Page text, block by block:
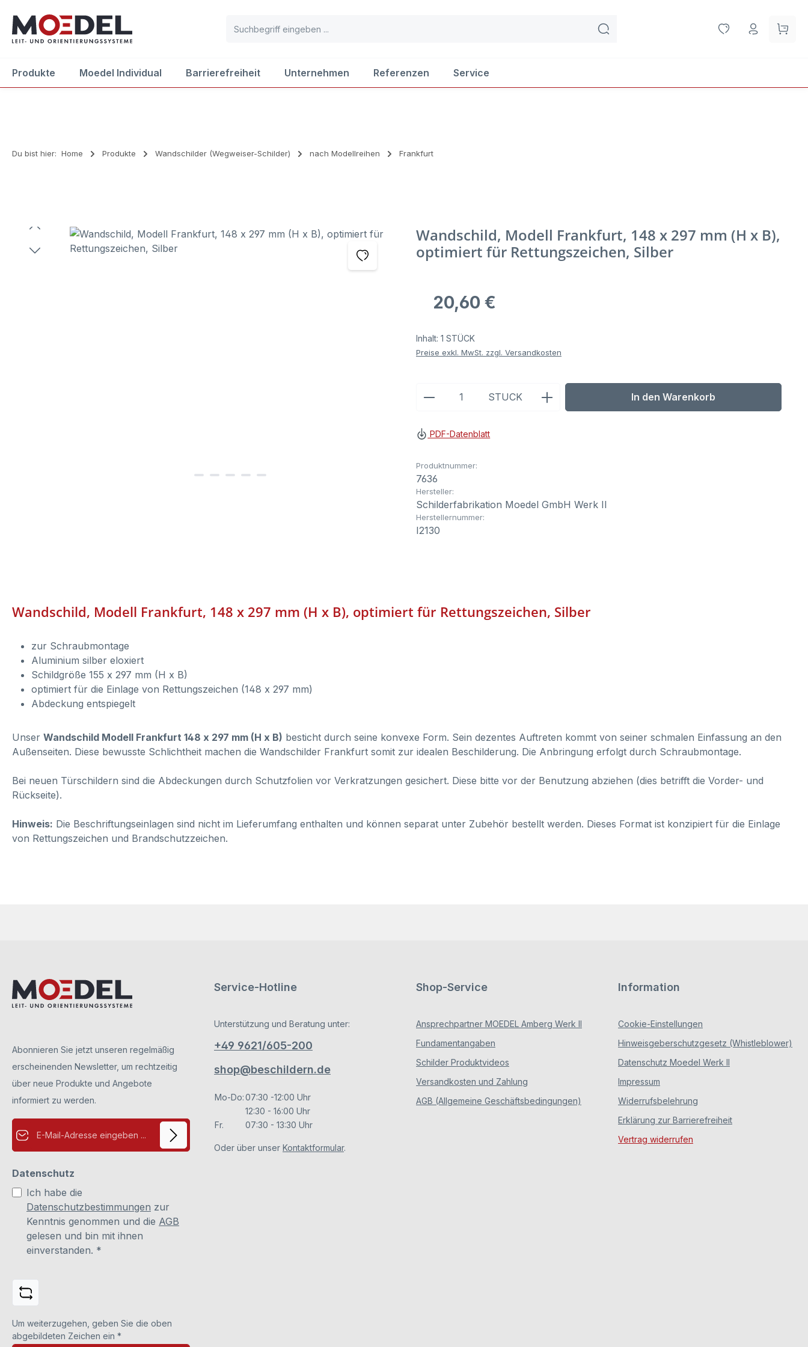
Hauptinhalt springen
Zur Suche springen
Zur Hauptnavigation springen
Produkte Moedel Individual Barrierefreiheit Unternehmen Referenzen Service
Du bist hier: Home Produkte Wandschilder (Wegweiser-Schilder) nach Modellreihen Frankfurt
Bildergalerie überspringen
Wandschild, Modell Frankfurt, 148 x 297 mm (H x B),
optimiert für Rettungszeichen, Silber
Regulärer Preis:
20,60 €
Inhalt: 1 STÜCK
Preise exkl. MwSt. zzgl. Versandkosten
Produkt Anzahl: Gib den gewünschten Wert ein oder
STÜCK In den Warenkorb
PDF-Datenblatt
Produktnummer:
7636
Hersteller:
Schilderfabrikation Moedel GmbH Werk II
Herstellernummer:
I2130
Wandschild, Modell Frankfurt, 148 x 297 mm (H x B), optimiert für Rettungszeichen, Silber
zur Schraubmontage
Aluminium silber eloxiert
Schildgröße 155 x 297 mm (H x B)
optimiert für die Einlage von Rettungszeichen (148 x 297 mm)
Abdeckung entspiegelt
Unser Wandschild Modell Frankfurt 148 x 297 mm (H x B) besticht durch seine konvexe Form. Sein dezentes Auftreten kommt von seiner schmalen Einfassung an den
Außenseiten. Diese bewusste Schlichtheit machen die Wandschilder Frankfurt somit zur idealen Beschilderung. Die Anbringung erfolgt durch Schraubmontage.
Bei neuen Türschildern sind die Abdeckungen durch Schutzfolien vor Verkratzungen gesichert. Diese bitte vor der Benutzung abziehen (dies betrifft die Vorder- und
Rückseite).
Hinweis: Die Beschriftungseinlagen sind nicht im Lieferumfang enthalten und können separat unter Zubehör bestellt werden. Dieses Format ist konzipiert für die Einlage
von Rettungszeichen und Brandschutzzeichen.
Abonnieren Sie jetzt unseren regelmäßig
erscheinenden Newsletter, um rechtzeitig
über neue Produkte und Angebote
informiert zu werden.
E-Mail-Adresse*
Datenschutz
Ich habe die
Datenschutzbestimmungen zur
Kenntnis genommen und die AGB
gelesen und bin mit ihnen
einverstanden. *
Um weiterzugehen, geben Sie die oben
abgebildeten Zeichen ein *
Service-Hotline
Unterstützung und Beratung unter:
+49 9621/605-200
shop@beschildern.de
Mo-Do:07:30 -12:00 Uhr
12:30 - 16:00 Uhr
Fr.
07:30 - 13:30 Uhr
Oder über unser Kontaktformular.
Shop-Service
Ansprechpartner MOEDEL Amberg Werk II
Fundamentangaben
Schilder Produktvideos
Versandkosten und Zahlung
AGB (Allgemeine Geschäftsbedingungen)
Information
Cookie-Einstellungen
Hinweisgeberschutzgesetz (Whistleblower)
Datenschutz Moedel Werk II
Impressum
Widerrufsbelehrung
Erklärung zur Barrierefreiheit
Vertrag widerrufen